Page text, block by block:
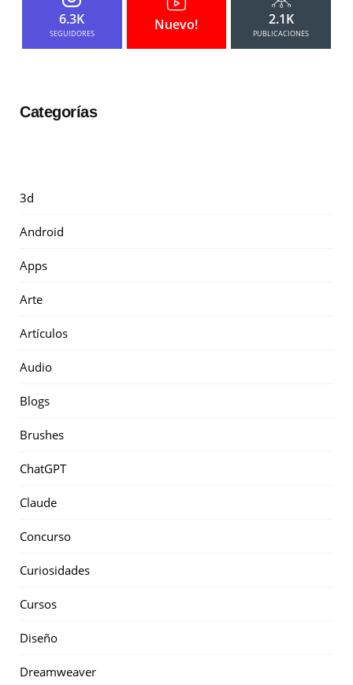
6.3K
SEGUIDORES
Nuevo! 2.1K
PUBLICACIONES
Categorías
3d
Android
Apps
Arte
Artículos
Audio
Blogs
Brushes
ChatGPT
Claude
Concurso
Curiosidades
Cursos
Diseño
Dreamweaver